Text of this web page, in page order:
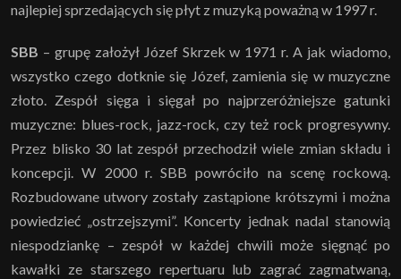
najlepiej sprzedających się płyt z muzyką poważną w 1997 r.
SBB – grupę założył Józef Skrzek w 1971 r. A jak wiadomo,
wszystko czego dotknie się Józef, zamienia się w muzyczne
złoto. Zespół sięga i sięgał po najprzeróżniejsze gatunki
muzyczne: blues-rock, jazz-rock, czy też rock progresywny.
Przez blisko 30 lat zespół przechodził wiele zmian składu i
koncepcji. W 2000 r. SBB powróciło na scenę rockową.
Rozbudowane utwory zostały zastąpione krótszymi i można
powiedzieć „ostrzejszymi”. Koncerty jednak nadal stanowią
niespodziankę – zespół w każdej chwili może sięgnąć po
kawałki ze starszego repertuaru lub zagrać zagmatwaną,